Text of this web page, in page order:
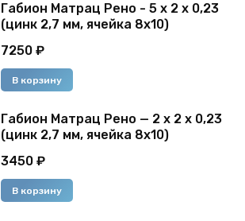
Габион Матрац Рено - 5 х 2 х 0,23
(цинк 2,7 мм, ячейка 8х10)
7250 ₽
В корзину
Габион Матрац Рено — 2 х 2 х 0,23
(цинк 2,7 мм, ячейка 8х10)
3450 ₽
В корзину